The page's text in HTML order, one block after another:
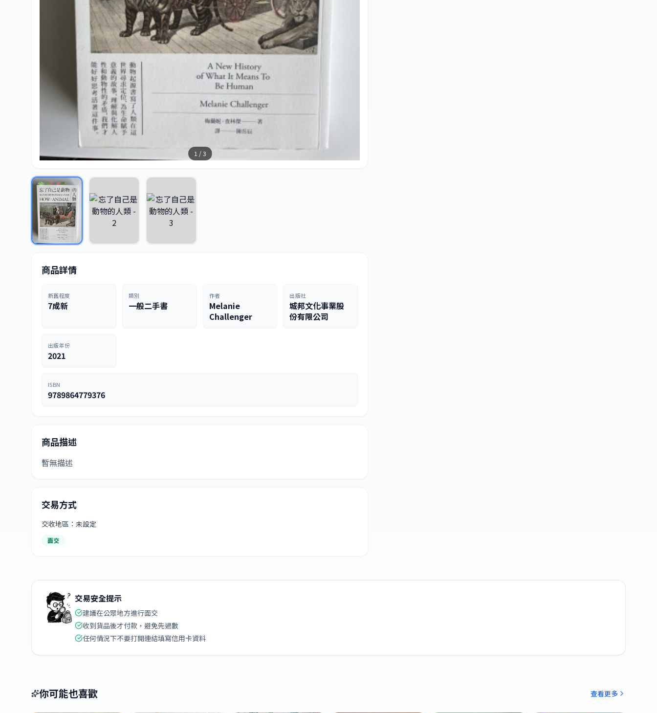
1 / 3
商品詳情
新舊程度
7成新
類別
一般二手書
作者
Melanie
Challenger
出版社
城邦文化事業股
份有限公司
出版年份
2021
ISBN
9789864779376
商品描述
暫無描述
交易方式
交收地區：未設定
面交
交易安全提示
建議在公眾地方進行面交
收到貨品後才付款，避免先過數
任何情況下不要打開連結填寫信用卡資料
你可能也喜歡 查看更多